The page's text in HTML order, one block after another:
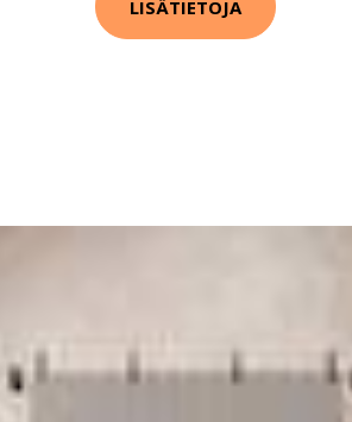
LISÄTIETOJA